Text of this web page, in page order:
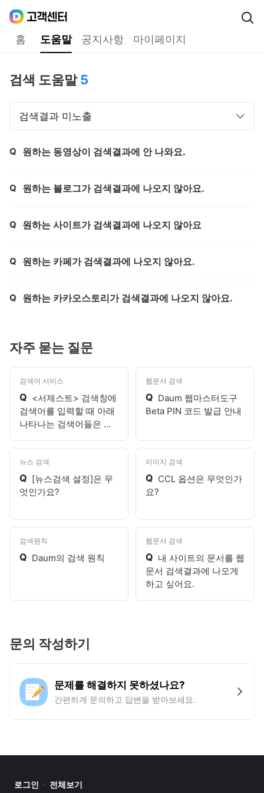
홈 도움말 공지사항 마이페이지
검색 도움말 5
검색결과 미노출
Q 원하는 동영상이 검색결과에 안 나와요.
Q 원하는 블로그가 검색결과에 나오지 않아요.
Q 원하는 사이트가 검색결과에 나오지 않아요
Q 원하는 카페가 검색결과에 나오지 않아요.
Q 원하는 카카오스토리가 검색결과에 나오지 않아요.
자주 묻는 질문
검색어 서비스
Q <서제스트> 검색창에
검색어를 입력할 때 아래
나타나는 검색어들은 무
웹문서 검색
Q Daum 웹마스터도구
Beta PIN 코드 발급 안내
뉴스 검색
Q [뉴스검색 설정]은 무
엇인가요?
이미지 검색
Q CCL 옵션은 무엇인가
요?
검색원칙
Q Daum의 검색 원칙
웹문서 검색
Q 내 사이트의 문서를 웹
문서 검색결과에 나오게
하고 싶어요.
문의 작성하기
문제를 해결하지 못하셨나요?
간편하게 문의하고 답변을 받아보세요.
로그인 전체보기